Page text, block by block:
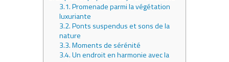
3.1.Promenade parmi la végétation
luxuriante
3.2.Ponts suspendus et sons de la
nature
3.3.Moments de sérénité
3.4.Un endroit en harmonie avec la